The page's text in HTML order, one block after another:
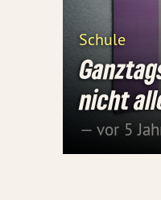
Schule
nicht
— vor 5